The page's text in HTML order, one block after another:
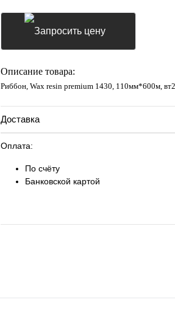
Запросить цену
Описание товара:
Риббон, Wax resin premium 1430, 110мм*600м,
Доставка
Оплата:
По счёту
Банковской картой